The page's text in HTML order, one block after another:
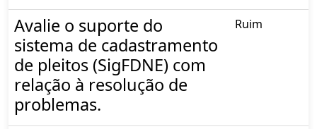
Avalie o suporte do
sistema de cadastramento
de pleitos (SigFDNE) com
relação à resolução de
problemas.
Ruim